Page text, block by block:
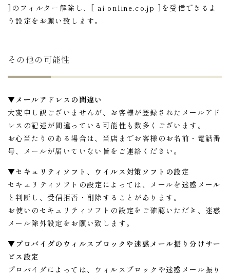
]のフィルター解除し、[ ai-online.co.jp ]を受信できるよ
う設定をお願い致します。
その他の可能性
▼メールアドレスの間違い
大変申し訳ございませんが、お客様が登録されたメールアド
レスの記述が間違っている可能性も数多くございます。
お心当たりのある場合は、当店までお客様のお名前・電話番
号、メールが届いていない旨をご連絡ください。
▼セキュリティソフト、ウイルス対策ソフトの設定
セキュリティソフトの設定によっては、メールを迷惑メール
と判断し、受信拒否・削除することがあります。
お使いのセキュリティソフトの設定をご確認いただき、迷惑
メール除外設定をお願い致します。
▼プロバイダのウィルスブロックや迷惑メール振り分けサー
ビス設定
プロバイダによっては、ウィルスブロックや迷惑メール振り